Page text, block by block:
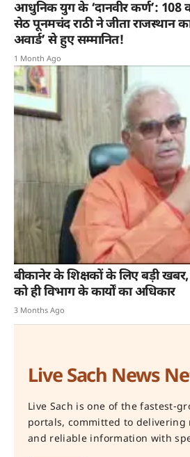
आधुनिक युग के ‘दानवीर कर्ण’: 108
सेठ पूनमचंद राठी ने जीता राजस्थान
अवार्ड’ से हुए सम्मानित!
1 Month Ago
बीकानेर के शिक्षकों के लिए बड़ी
को ही विभाग के कार्यों का अधिकार
3 Months Ago
Live Sach News
Live Sach is one of the fastest-
portals, committed to delivering
and reliable information with